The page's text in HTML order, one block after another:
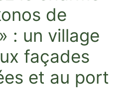
de
: un village
façades
et au port